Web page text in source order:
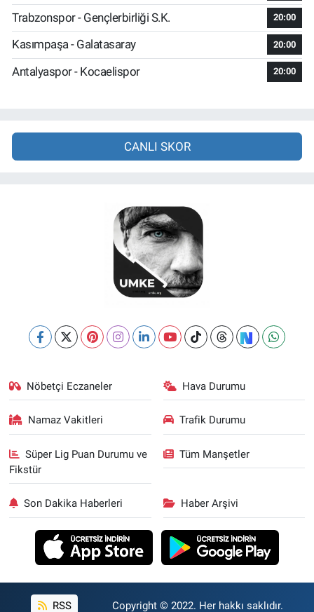
Trabzonspor - Gençlerbirliği S.K. 20:00
Kasımpaşa - Galatasaray 20:00
Antalyaspor - Kocaelispor 20:00
CANLI SKOR
Nöbetçi Eczaneler Hava Durumu
Namaz Vakitleri Trafik Durumu
Süper Lig Puan Durumu ve
Fikstür
Tüm Manşetler
Son Dakika Haberleri Haber Arşivi
RSS Copyright © 2022. Her hakkı saklıdır.